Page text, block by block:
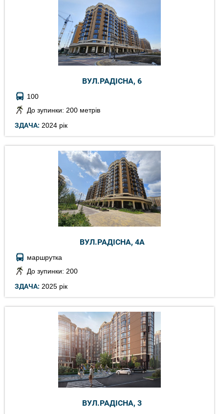
ВУЛ.РАДІСНА, 6
100
До зупинки: 200 метрів
ЗДАЧА: 2024 рік
ВУЛ.РАДІСНА, 4А
маршрутка
До зупинки: 200
ЗДАЧА: 2025 рік
ВУЛ.РАДІСНА, 3